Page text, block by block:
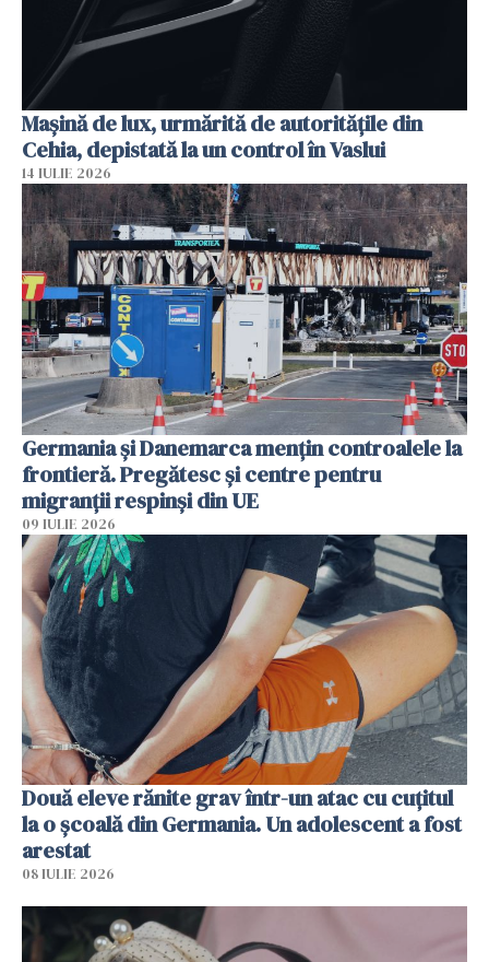
Mașină de lux, urmărită de autoritățile din
Cehia, depistată la un control în Vaslui
14 IULIE 2026
Germania și Danemarca mențin controalele la
frontieră. Pregătesc și centre pentru
migranții respinși din UE
09 IULIE 2026
Două eleve rănite grav într-un atac cu cuțitul
la o școală din Germania. Un adolescent a fost
arestat
08 IULIE 2026